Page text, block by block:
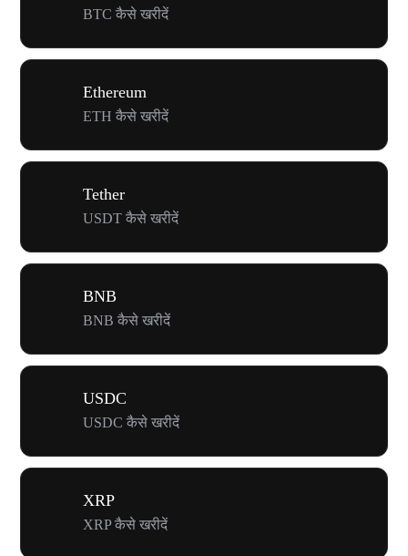
BTC कैसे खरीदें
Ethereum
ETH कैसे खरीदें
Tether
USDT कैसे खरीदें
BNB
BNB कैसे खरीदें
USDC
USDC कैसे खरीदें
XRP
XRP कैसे खरीदें